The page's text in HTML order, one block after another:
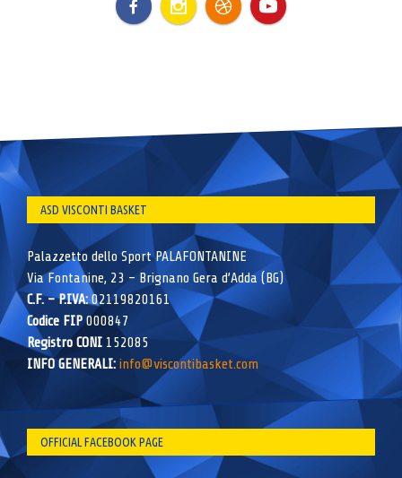
ASD VISCONTI BASKET
Palazzetto dello Sport PALAFONTANINE
Via Fontanine, 23 – Brignano Gera d’Adda (BG)
C.F. – P.IVA:02119820161
Codice FIP000847
Registro CONI 152085
INFO GENERALI: info@viscontibasket.com
OFFICIAL FACEBOOK PAGE